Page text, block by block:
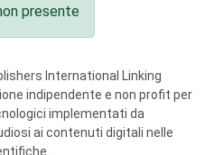
presente
International Linking
indipendente e non profit per
implementati da
ai contenuti digitali nelle